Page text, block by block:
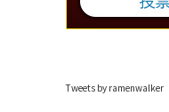
Tweets by ramenwalker